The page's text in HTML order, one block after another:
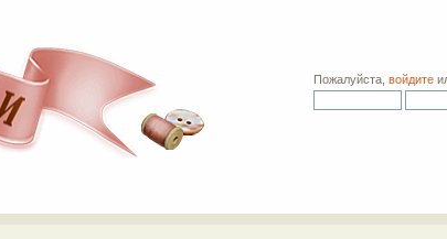
Пожалуйста,войдите